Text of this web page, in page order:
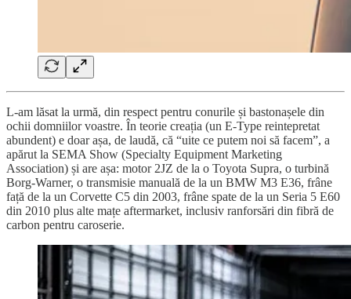
L-am lăsat la urmă, din respect pentru conurile și bastonașele din
ochii domniilor voastre. În teorie creația (un E-Type reintepretat
abundent) e doar așa, de laudă, că “uite ce putem noi să facem”, a
apărut la SEMA Show (Specialty Equipment Marketing
Association) și are așa: motor 2JZ de la o Toyota Supra, o turbină
Borg-Warner, o transmisie manuală de la un BMW M3 E36, frâne
față de la un Corvette C5 din 2003, frâne spate de la un Seria 5 E60
din 2010 plus alte mațe aftermarket, inclusiv ranforsări din fibră de
carbon pentru caroserie.